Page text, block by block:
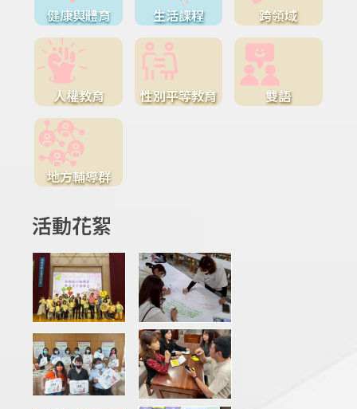
健康與體育 生活課程 跨領域
人權教育 性別平等教育 雙語
地方輔導群
活動花絮